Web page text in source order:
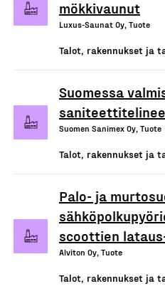
mökkivaunut
Luxus-Saunat Oy, Tuote
Talot, rakennukset ja
Suomessa
Suomen Sanimex Oy, Tuote
Talot, rakennukset ja
Palo- ja
scoottien
Alviton Oy, Tuote
Talot, rakennukset ja